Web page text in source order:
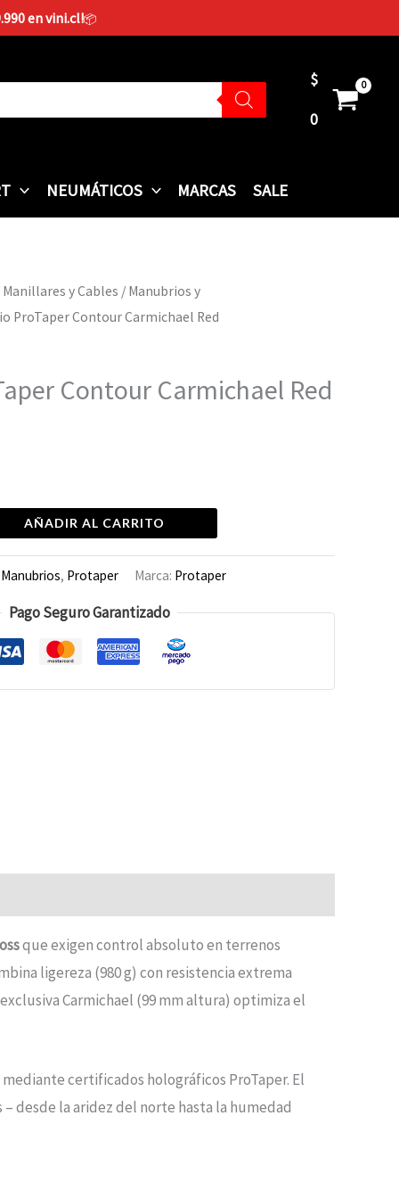
en vini.cl!📦
$
0
NEUMÁTICOS MARCAS SALE
Manillares y Cables / Manubrios y
ProTaper Contour Carmichael Red
Contour Carmichael Red
AÑADIR AL CARRITO
Manubrios, Protaper Marca: Protaper
Pago Seguro Garantizado
que exigen control absoluto en terrenos
ligereza (980 g) con resistencia extrema
Carmichael (99 mm altura) optimiza el
certificados holográficos ProTaper. El
desde la aridez del norte hasta la humedad